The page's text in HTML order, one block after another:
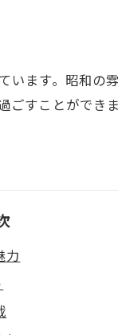
ます。昭和の
すことがで
力